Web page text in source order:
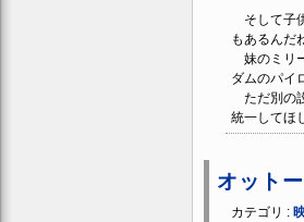
そして子
もあるんだ
妹のミリ
ダムのパイ
ただ別の
統一してほ
オット
カテゴリ :